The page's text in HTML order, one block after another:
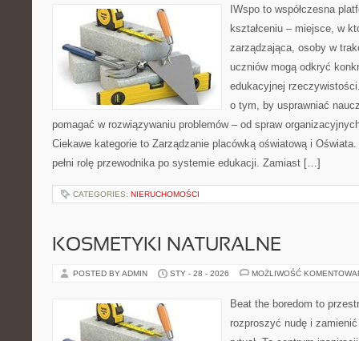
IWspo to współczesna
kształceniu – miejsce, w
zarządzająca, osoby w
uczniów mogą odkryć
edukacyjnej
o tym, by usprawniać
pomagać w rozwiązywaniu problemów – od spraw
Ciekawe kategorie to Zarządzanie placówką oświatową i
pełni rolę przewodnika po systemie edukacji. Zamiast […]
CATEGORIES: NIERUCHOMOŚCI
KOSMETYKI NATURALNE
POSTED BY ADMIN STY - 28 - 2026 MOŻLIWOŚĆ
Beat the boredom to
rozproszyć nudę i